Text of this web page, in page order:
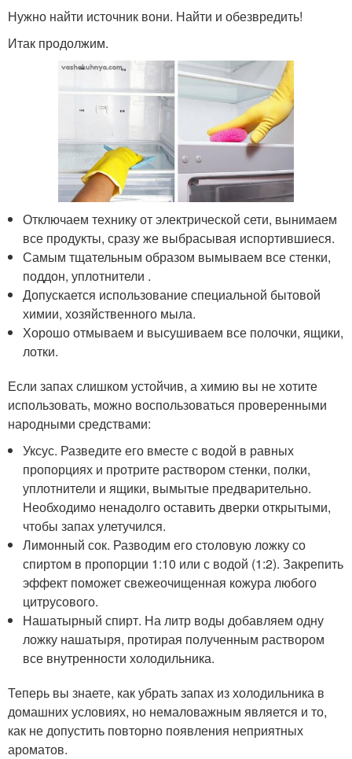
Нужно найти источник вони. Найти и обезвредить!
Итак продолжим.
Отключаем технику от электрической сети, вынимаем
все продукты, сразу же выбрасывая испортившиеся.
Самым тщательным образом вымываем все стенки,
поддон, уплотнители .
Допускается использование специальной бытовой
химии, хозяйственного мыла.
Хорошо отмываем и высушиваем все полочки, ящики,
лотки.
Если запах слишком устойчив, а химию вы не хотите
использовать, можно воспользоваться проверенными
народными средствами:
Уксус. Разведите его вместе с водой в равных
пропорциях и протрите раствором стенки, полки,
уплотнители и ящики, вымытые предварительно.
Необходимо ненадолго оставить дверки открытыми,
чтобы запах улетучился.
Лимонный сок. Разводим его столовую ложку со
спиртом в пропорции 1:10 или с водой (1:2). Закрепить
эффект поможет свежеочищенная кожура любого
цитрусового.
Нашатырный спирт. На литр воды добавляем одну
ложку нашатыря, протирая полученным раствором
все внутренности холодильника.
Теперь вы знаете, как убрать запах из холодильника в
домашних условиях, но немаловажным является и то,
как не допустить повторно появления неприятных
ароматов.